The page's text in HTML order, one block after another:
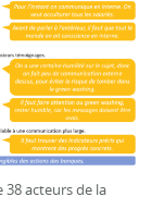
acteurs de la